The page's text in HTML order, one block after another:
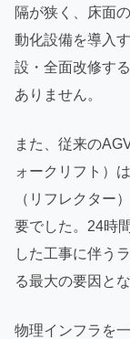
隔が狭く、床面
動化設備を導入
設・全面改修す
ありません。
また、従来の
ォークリフト）
（リフレクター
要でした。24時
した工事に伴う
る最大の要因と
物理インフラを